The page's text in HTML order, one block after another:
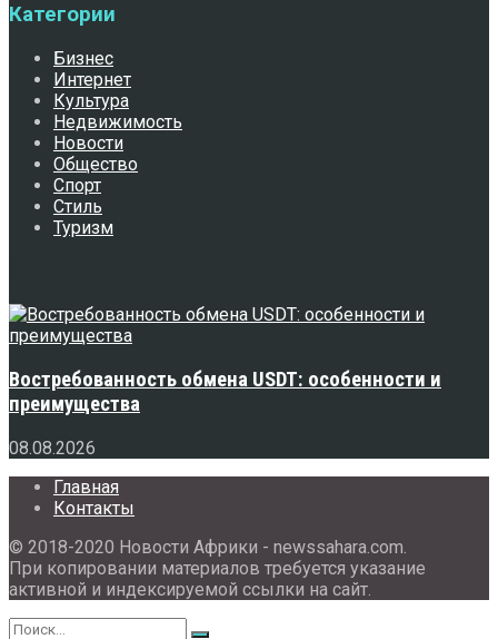
Категории
Бизнес
Интернет
Культура
Недвижимость
Новости
Общество
Спорт
Стиль
Туризм
Востребованность обмена USDT: особенности и
преимущества
08.08.2026
Главная
Контакты
© 2018-2020 Новости Африки - newssahara.com.
При копировании материалов требуется указание
активной и индексируемой ссылки на сайт.